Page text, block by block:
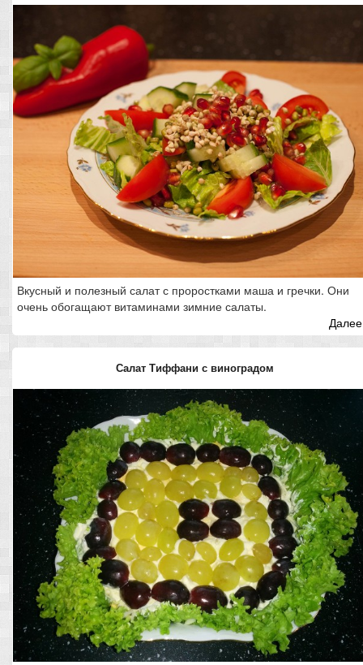
Вкусный и полезный салат с проростками маша и гречки. Они
очень обогащают витаминами зимние салаты.
Салат Тиффани с виноградом